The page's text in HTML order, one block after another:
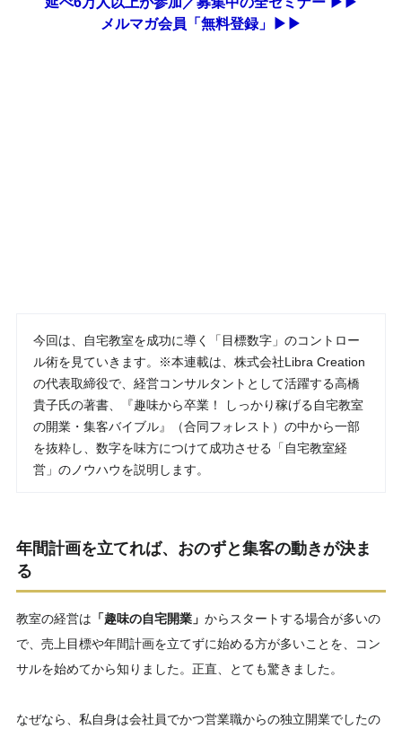
メルマガ会員「無料登録」▶▶
今回は、自宅教室を成功に導く「目標数字」のコントロー
ル術を見ていきます。※本連載は、株式会社Libra Creation
の代表取締役で、経営コンサルタントとして活躍する高橋
貴子氏の著書、『趣味から卒業！ しっかり稼げる自宅教室
の開業・集客バイブル』（合同フォレスト）の中から一部
を抜粋し、数字を味方につけて成功させる「自宅教室経
営」のノウハウを説明します。
年間計画を立てれば、おのずと集客の動きが決ま
る
教室の経営は 「趣味の自宅開業」 からスタートする場合が多いの
で、売上目標や年間計画を立てずに始める方が多いことを、コン
サルを始めてから知りました。正直、とても驚きました。
なぜなら、私自身は会社員でかつ営業職からの独立開業でしたの